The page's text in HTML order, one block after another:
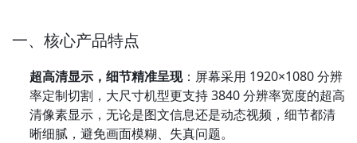
一、核心产品特点
超高清显示，细节精准呈现：屏幕采用 1920×1080 分辨
率定制切割，大尺寸机型更支持 3840 分辨率宽度的超高
清像素显示，无论是图文信息还是动态视频，细节都清
晰细腻，避免画面模糊、失真问题。